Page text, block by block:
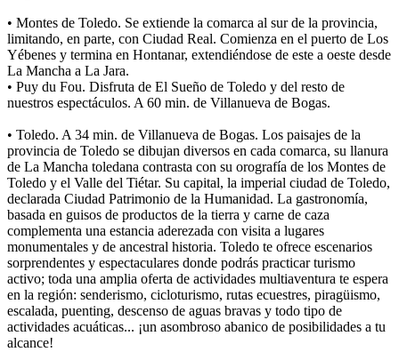
• Montes de Toledo. Se extiende la comarca al sur de la provincia,
limitando, en parte, con Ciudad Real. Comienza en el puerto de Los
Yébenes y termina en Hontanar, extendiéndose de este a oeste desde
La Mancha a La Jara.
• Puy du Fou. Disfruta de El Sueño de Toledo y del resto de
nuestros espectáculos. A 60 min. de Villanueva de Bogas.
• Toledo. A 34 min. de Villanueva de Bogas. Los paisajes de la
provincia de Toledo se dibujan diversos en cada comarca, su llanura
de La Mancha toledana contrasta con su orografía de los Montes de
Toledo y el Valle del Tiétar. Su capital, la imperial ciudad de Toledo,
declarada Ciudad Patrimonio de la Humanidad. La gastronomía,
basada en guisos de productos de la tierra y carne de caza
complementa una estancia aderezada con visita a lugares
monumentales y de ancestral historia. Toledo te ofrece escenarios
sorprendentes y espectaculares donde podrás practicar turismo
activo; toda una amplia oferta de actividades multiaventura te espera
en la región: senderismo, cicloturismo, rutas ecuestres, piragüismo,
escalada, puenting, descenso de aguas bravas y todo tipo de
actividades acuáticas... ¡un asombroso abanico de posibilidades a tu
alcance!